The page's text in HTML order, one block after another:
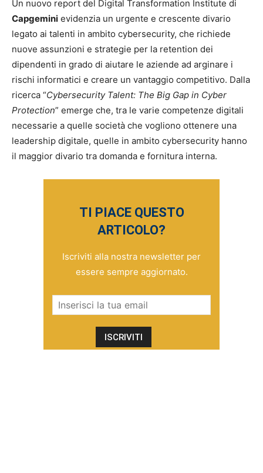
Un nuovo report del Digital Transformation Institute di
Capgemini evidenzia un urgente e crescente divario
legato ai talenti in ambito cybersecurity, che richiede
nuove assunzioni e strategie per la retention dei
dipendenti in grado di aiutare le aziende ad arginare i
rischi informatici e creare un vantaggio competitivo. Dalla
ricerca “Cybersecurity Talent: The Big Gap in Cyber
Protection” emerge che, tra le varie competenze digitali
necessarie a quelle società che vogliono ottenere una
leadership digitale, quelle in ambito cybersecurity hanno
il maggior divario tra domanda e fornitura interna.
TI PIACE QUESTO
ARTICOLO?
Iscriviti alla nostra newsletter per
essere sempre aggiornato.